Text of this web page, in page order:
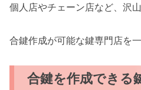
個人店やチェーン店など、沢
合鍵作成が可能な鍵専門店を
合鍵を作成できる